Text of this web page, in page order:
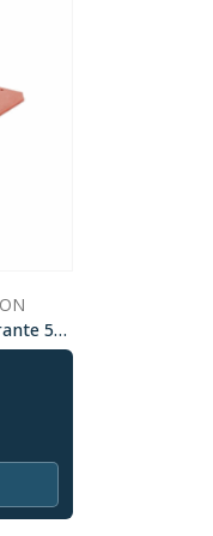
Kit pavage pour plaque vibrante 50cm